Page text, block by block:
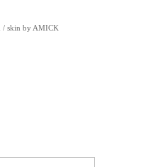
/ skin by AMICK